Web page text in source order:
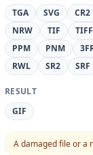
TGA
SVG CR2
NRW
TIF TIFF
PPM
PNM
RWL
SR2 SRF
RESULT
GIF
A damaged file or a